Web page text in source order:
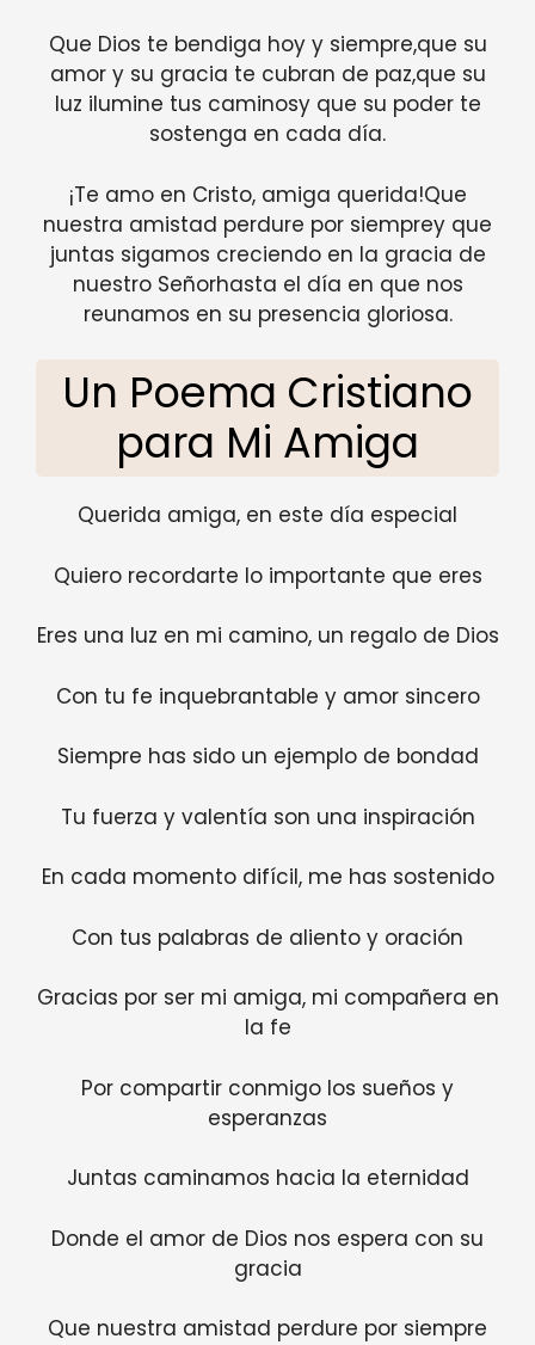
Que Dios te bendiga hoy y siempre,que su
amor y su gracia te cubran de paz,que su
luz ilumine tus caminosy que su poder te
sostenga en cada día.
¡Te amo en Cristo, amiga querida!Que
nuestra amistad perdure por siemprey que
juntas sigamos creciendo en la gracia de
nuestro Señorhasta el día en que nos
reunamos en su presencia gloriosa.
Un Poema Cristiano
para Mi Amiga
Querida amiga, en este día especial
Quiero recordarte lo importante que eres
Eres una luz en mi camino, un regalo de Dios
Con tu fe inquebrantable y amor sincero
Siempre has sido un ejemplo de bondad
Tu fuerza y valentía son una inspiración
En cada momento difícil, me has sostenido
Con tus palabras de aliento y oración
Gracias por ser mi amiga, mi compañera en
la fe
Por compartir conmigo los sueños y
esperanzas
Juntas caminamos hacia la eternidad
Donde el amor de Dios nos espera con su
gracia
Que nuestra amistad perdure por siempre